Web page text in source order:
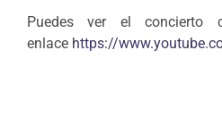
Puedes ver el concierto
enlace https://